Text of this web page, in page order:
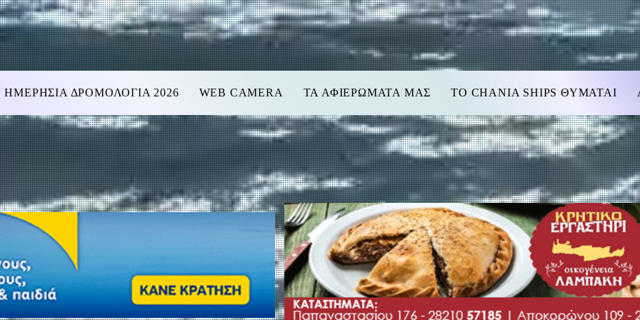
ΗΜΕΡΗΣΙΑ ΔΡΟΜΟΛΟΓΙΑ 2026 WEB CAMERA ΤΑ ΑΦΙΕΡΩΜΑΤΑ ΜΑΣ TO CHANIA SHIPS ΘΥΜΑΤΑΙ